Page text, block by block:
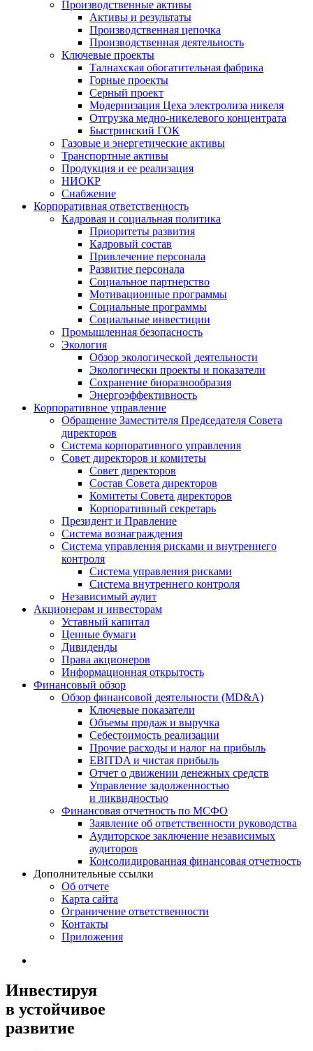
Производственные активы
Активы и результаты
Производственная цепочка
Производственная деятельность
Ключевые проекты
Талнахская обогатительная фабрика
Горные проекты
Серный проект
Модернизация Цеха электролиза никеля
Отгрузка медно-никелевого концентрата
Быстринский ГОК
Газовые и энергетические активы
Транспортные активы
Продукция и ее реализация
НИОКР
Снабжение
Корпоративная ответственность
Кадровая и социальная политика
Приоритеты развития
Кадровый состав
Привлечение персонала
Развитие персонала
Социальное партнерство
Мотивационные программы
Социальные программы
Социальные инвестиции
Промышленная безопасность
Экология
Обзор экологической деятельности
Экологически проекты и показатели
Сохранение биоразнообразия
Энергоэффективность
Корпоративное управление
Обращение Заместителя Председателя Совета
директоров
Система корпоративного управления
Совет директоров и комитеты
Совет директоров
Состав Совета директоров
Комитеты Совета директоров
Корпоративный секретарь
Президент и Правление
Система вознаграждения
Система управления рисками и внутреннего
контроля
Система управления рисками
Система внутреннего контроля
Независимый аудит
Акционерам и инвесторам
Уставный капитал
Ценные бумаги
Дивиденды
Права акционеров
Информационная открытость
Финансовый обзор
Обзор финансовой деятельности (MD&A)
Ключевые показатели
Объемы продаж и выручка
Себестоимость реализации
Прочие расходы и налог на прибыль
EBITDA и чистая прибыль
Отчет о движении денежных средств
Управление задолженностью
и ликвидностью
Финансовая отчетность по МСФО
Заявление об ответственности руководства
Аудиторское заключение независимых
аудиторов
Консолидированная финансовая отчетность
Дополнительные ссылки
Об отчете
Карта сайта
Ограничение ответственности
Контакты
Приложения
Инвестируя
в устойчивое
развитие